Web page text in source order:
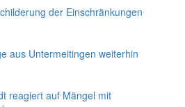
der Einschränkungen
aus Untermeitingen weiterhin
reagiert auf Mängel mit